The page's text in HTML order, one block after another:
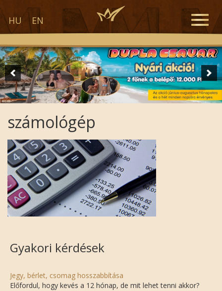
HU EN
Toggle
számológép
Gyakori kérdések
Jegy, bérlet, csomag hosszabbítása
Előfordul, hogy kevés a 12 hónap, de mit lehet tenni akkor?